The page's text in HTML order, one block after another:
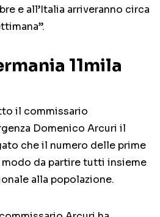
e all’Italia arriveranno circa
11mila
il commissario
Domenico Arcuri il
che il numero delle prime
da partire tutti insieme
alla popolazione.